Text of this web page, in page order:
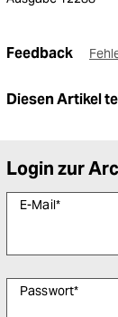
Feedback
Diesen Artikel
Login zur
E-Mail*
Passwort*